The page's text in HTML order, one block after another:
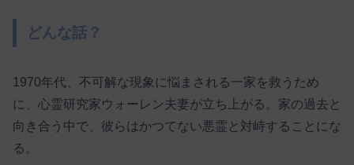
どんな話？
1970年代、不可解な現象に悩まされる一家を救うため
に、心霊研究家ウォーレン夫妻が立ち上がる。家の過去と
向き合う中で、彼らはかつてない悪霊と対峙することにな
る。